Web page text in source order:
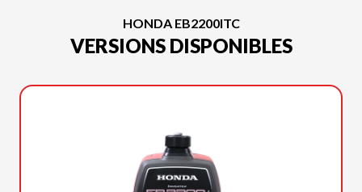
HONDA EB2200ITC
VERSIONS DISPONIBLES